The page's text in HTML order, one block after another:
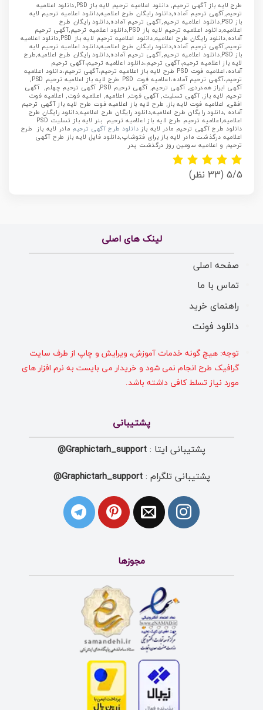
طرح لایه باز آگهی ترحیم, دانلود اعلامیه ترحیم لایه باز PSD,دانلود اعلامیه
ترحیم,آگهی ترحیم آماده,دانلود رایگان طرح اعلامیه,دانلود اعلامیه ترحیم لایه
باز PSD,دانلود اعلامیه ترحیم,آگهی ترحیم آماده,دانلود رایگان طرح
اعلامیه,دانلود اعلامیه ترحیم لایه باز PSD,دانلود اعلامیه ترحیم,آگهی ترحیم
آماده,دانلود رایگان طرح اعلامیه,دانلود اعلامیه ترحیم لایه باز PSD,دانلود اعلامیه
ترحیم,آگهی ترحیم آماده,دانلود رایگان طرح اعلامیه,دانلود اعلامیه ترحیم لایه
باز PSD,دانلود اعلامیه ترحیم,آگهی ترحیم آماده,دانلود رایگان طرح اعلامیه,طرح
لایه باز اعلامیه ترحیم،آگهی ترحیم،دانلود اعلامیه ترحیم،آگهی ترحیم
آماده،اعلامیه فوت PSD طرح لایه باز اعلامیه ترحیم،آگهی ترحیم،دانلود اعلامیه
ترحیم،آگهی ترحیم آماده،اعلامیه فوت PSD طرح لایه باز اعلامیه ترحیم PSD,
آگهی ابراز همدردی, آگهی ترحیم, آگهی ترحیم PSD, آگهی ترحیم چهلم, آگهی
ترحیم لایه باز, آگهی تسلیت, آگهی فوت, اعلامیه, اعلامیه فوت, اعلامیه فوت
افقی, اعلامیه فوت لایه باز, طرح لایه باز اعلامیه فوت طرح لایه باز آگهی ترحیم
آماده ,دانلود رایگان طرح اعلامیه,دانلود رایگان طرح اعلامیه,دانلود رایگان طرح
اعلامیه,اعلامیه ترحیم طرح لایه باز اعلامیه ترحیم بنر لایه باز تسلیت PSD
دانلود طرح آگهی ترحیم مادر لایه باز دانلود طرح آگهی ترحیم مادر لایه باز
طرح
اعلامیه درگذشت مادر لایه باز برای فتوشاپ,دانلود فایل لایه باز طرح آگهی
ترحیم و اعلامیه سومین روز درگذشت پدر
5/5 (33 نظر)
لینک های اصلی
صفحه اصلی
تماس با ما
راهنمای خرید
دانلود فونت
توجه: هیچ گونه خدمات آموزش، ویرایش و چاپ از طرف سایت
گرافیک طرح انجام نمی شود و خریدار می بایست به نرم افزار های
مورد نیاز تسلط کافی داشته باشد.
پشتیبانی
پشتیبانی ایتا : Graphictarh_support@
پشتیبانی تلگرام :Graphictarh_support@
مجوزها